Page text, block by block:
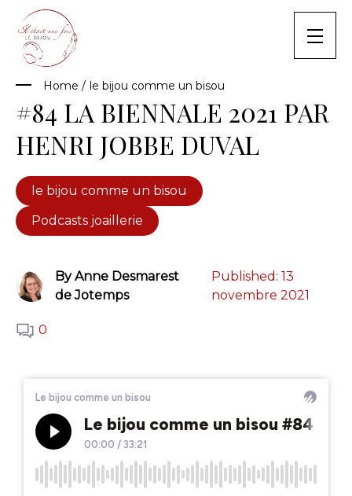
content
Home / le bijou comme un bisou
#84 LA BIENNALE 2021 PAR
HENRI JOBBE DUVAL
le bijou comme un bisou
Podcasts joaillerie
By Anne Desmarest
de Jotemps
Published: 13
novembre 2021
0